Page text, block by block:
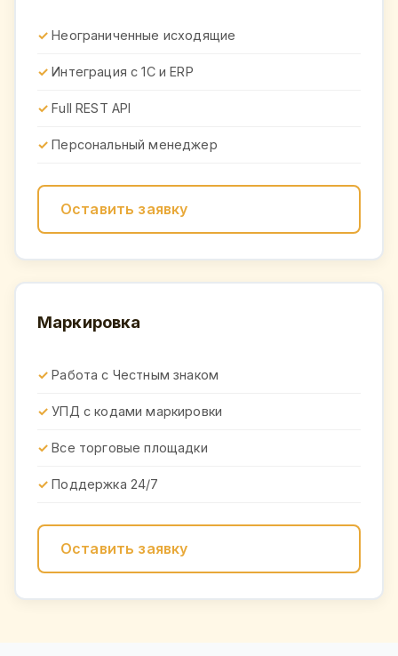
Неограниченные исходящие
Интеграция с 1С и ERP
Full REST API
Персональный менеджер
Оставить заявку
Маркировка
Работа с Честным знаком
УПД с кодами маркировки
Все торговые площадки
Поддержка 24/7
Оставить заявку